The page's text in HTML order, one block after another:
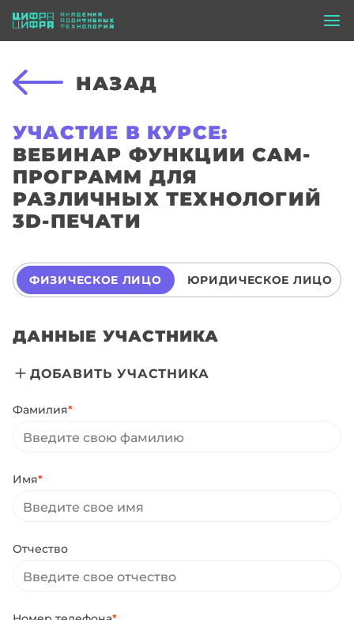
НАЗАД
УЧАСТИЕ В КУРСЕ:
ВЕБИНАР ФУНКЦИИ CAM-
ПРОГРАММ ДЛЯ
РАЗЛИЧНЫХ ТЕХНОЛОГИЙ
3D-ПЕЧАТИ
ФИЗИЧЕСКОЕ ЛИЦО ЮРИДИЧЕСКОЕ ЛИЦО
ДАННЫЕ УЧАСТНИКА
ДОБАВИТЬ УЧАСТНИКА
Фамилия*
Имя*
Отчество